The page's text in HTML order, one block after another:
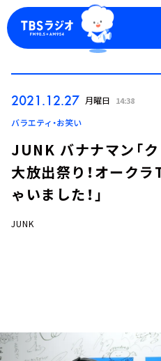
ログイン
イベント・グッズ
YouTube
2021.12.27 月曜日 14:38
バラエティ・お笑い
JUNK バナナマン「
大放出祭り！オーク
ゃいました！」
JUNK